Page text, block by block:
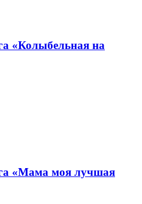
«Колыбельная на
«Мама моя лучшая